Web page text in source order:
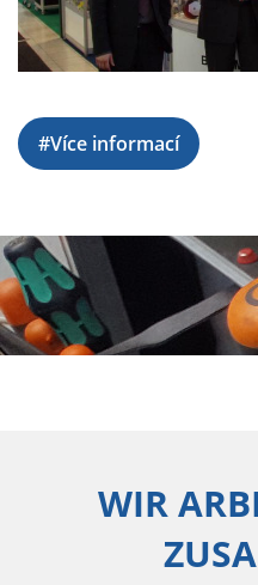
#Více informací
WIR